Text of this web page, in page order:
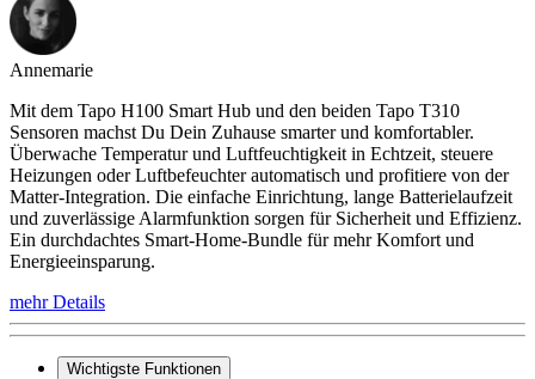
Annemarie
Mit dem Tapo H100 Smart Hub und den beiden Tapo T310
Sensoren machst Du Dein Zuhause smarter und komfortabler.
Überwache Temperatur und Luftfeuchtigkeit in Echtzeit, steuere
Heizungen oder Luftbefeuchter automatisch und profitiere von der
Matter-Integration. Die einfache Einrichtung, lange Batterielaufzeit
und zuverlässige Alarmfunktion sorgen für Sicherheit und Effizienz.
Ein durchdachtes Smart-Home-Bundle für mehr Komfort und
Energieeinsparung.
mehr Details
Wichtigste Funktionen